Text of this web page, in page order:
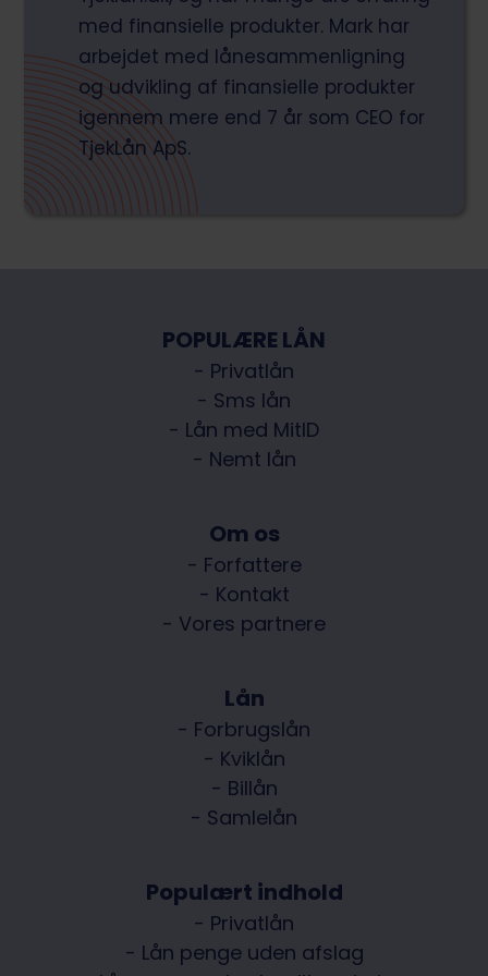
med finansielle produkter. Mark har
arbejdet med lånesammenligning
og udvikling af finansielle produkter
igennem mere end 7 år som CEO for
TjekLån ApS.
POPULÆRE LÅN
- Privatlån
- Sms lån
- Lån med MitID
- Nemt lån
Om os
- Forfattere
- Kontakt
- Vores partnere
Lån
- Forbrugslån
- Kviklån
- Billån
- Samlelån
Populært indhold
- Privatlån
- Lån penge uden afslag